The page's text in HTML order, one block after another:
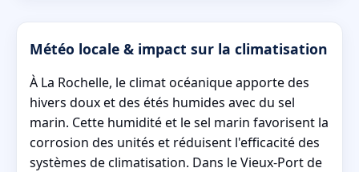
Météo locale & impact sur la climatisation
À La Rochelle, le climat océanique apporte des
hivers doux et des étés humides avec du sel
marin. Cette humidité et le sel marin favorisent la
corrosion des unités et réduisent l'efficacité des
systèmes de climatisation. Dans le Vieux-Port de